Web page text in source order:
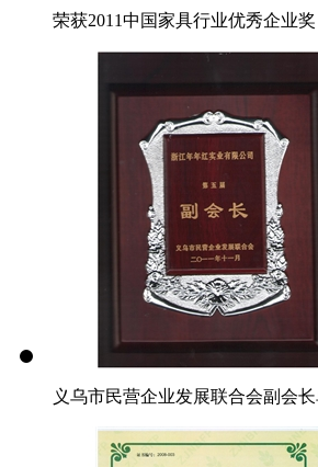
荣获2011中国家具行业优秀企业奖
义乌市民营企业发展联合会副会